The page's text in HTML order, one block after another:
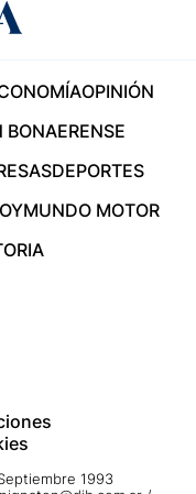
OPINIÓN
BONAERENSE
DEPORTES
MUNDO MOTOR
1993